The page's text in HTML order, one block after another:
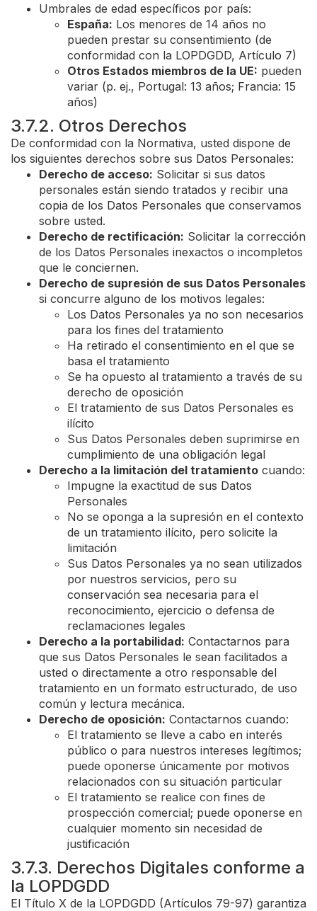
Umbrales de edad específicos por país:
España: Los menores de 14 años no
pueden prestar su consentimiento (de
conformidad con la LOPDGDD, Artículo 7)
Otros Estados miembros de la UE: pueden
variar (p. ej., Portugal: 13 años; Francia: 15
años)
3.7.2. Otros Derechos
De conformidad con la Normativa, usted dispone de
los siguientes derechos sobre sus Datos Personales:
Derecho de acceso: Solicitar si sus datos
personales están siendo tratados y recibir una
copia de los Datos Personales que conservamos
sobre usted.
Derecho de rectificación: Solicitar la corrección
de los Datos Personales inexactos o incompletos
que le conciernen.
Derecho de supresión de sus Datos Personales
si concurre alguno de los motivos legales:
Los Datos Personales ya no son necesarios
para los fines del tratamiento
Ha retirado el consentimiento en el que se
basa el tratamiento
Se ha opuesto al tratamiento a través de su
derecho de oposición
El tratamiento de sus Datos Personales es
ilícito
Sus Datos Personales deben suprimirse en
cumplimiento de una obligación legal
Derecho a la limitación del tratamiento cuando:
Impugne la exactitud de sus Datos
Personales
No se oponga a la supresión en el contexto
de un tratamiento ilícito, pero solicite la
limitación
Sus Datos Personales ya no sean utilizados
por nuestros servicios, pero su
conservación sea necesaria para el
reconocimiento, ejercicio o defensa de
reclamaciones legales
Derecho a la portabilidad: Contactarnos para
que sus Datos Personales le sean facilitados a
usted o directamente a otro responsable del
tratamiento en un formato estructurado, de uso
común y lectura mecánica.
Derecho de oposición: Contactarnos cuando:
El tratamiento se lleve a cabo en interés
público o para nuestros intereses legítimos;
puede oponerse únicamente por motivos
relacionados con su situación particular
El tratamiento se realice con fines de
prospección comercial; puede oponerse en
cualquier momento sin necesidad de
justificación
3.7.3. Derechos Digitales conforme a
la LOPDGDD
El Título X de la LOPDGDD (Artículos 79-97) garantiza